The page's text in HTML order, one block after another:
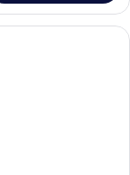
(Solea Palm Sea) | 花園